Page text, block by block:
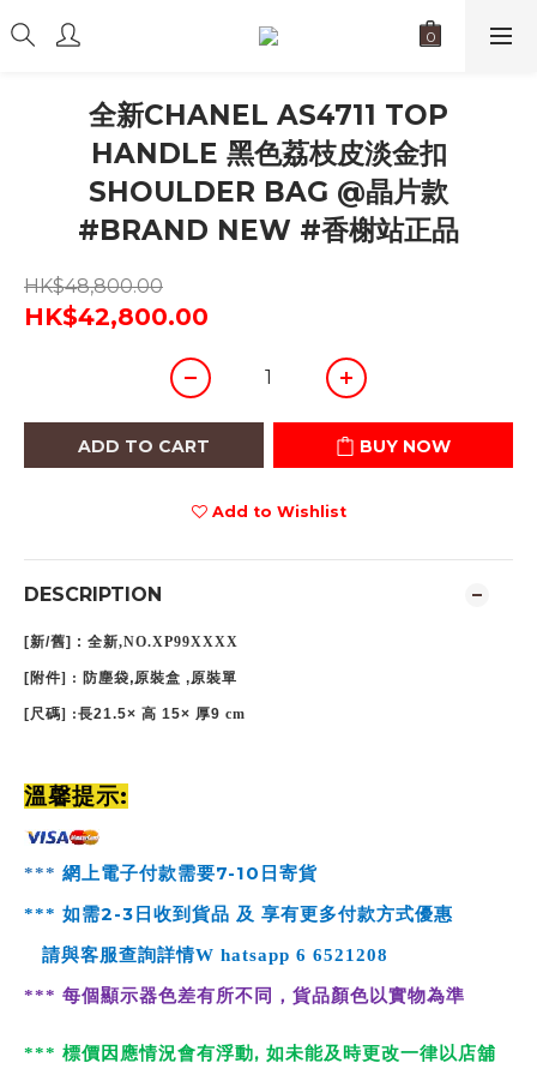
全新CHANEL AS4711 TOP
HANDLE 黑色荔枝皮淡金扣
SHOULDER BAG @晶片款
#BRAND NEW #香榭站正品
HK$48,800.00
HK$42,800.00
ADD TO CART BUY NOW
Add to Wishlist
DESCRIPTION
[新/舊] : 全新,NO.XP99XXXX
[ 附件] : 防塵袋,原裝盒 ,原裝單
[尺碼] :長21.5× 高 15× 厚9 cm
溫馨提示:
*** 網上電子付款需要7-10 日寄貨
*** 如需2-3 日收到貨品 及 享有更多付款方式優惠
請與客服查詢詳情W hatsapp 6 6521208
*** 每個顯示器色差有所不同，貨品顏色以實物為準
*** 標價因應情況會有浮動, 如未能及時更改一律以店舖